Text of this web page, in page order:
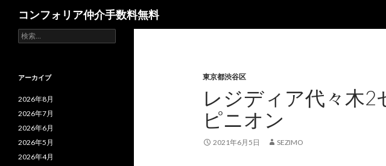
コンフォリア仲介手数料無料
東京都渋谷区
レジディア代々木2
ピニオン
2021年6月5日 SEZIMO
検
索:
アーカイブ
2026年8月
2026年7月
2026年6月
2026年5月
2026年4月